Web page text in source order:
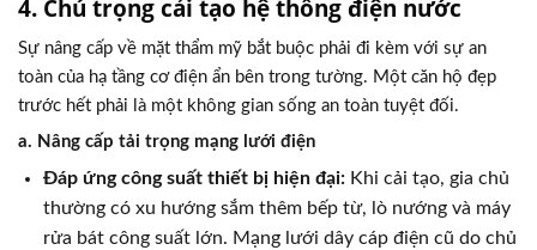
4. Chú trọng cải tạo hệ thống điện nước
Sự nâng cấp về mặt thẩm mỹ bắt buộc phải đi kèm với sự an
toàn của hạ tầng cơ điện ẩn bên trong tường. Một căn hộ đẹp
trước hết phải là một không gian sống an toàn tuyệt đối.
a. Nâng cấp tải trọng mạng lưới điện
Đáp ứng công suất thiết bị hiện đại:Khi cải tạo, gia chủ
thường có xu hướng sắm thêm bếp từ, lò nướng và máy
rửa bát công suất lớn. Mạng lưới dây cáp điện cũ do chủ